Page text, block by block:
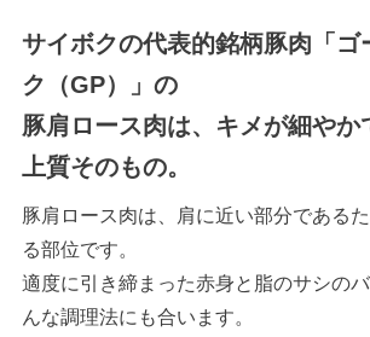
サイボクの代表的銘柄豚肉「ゴ
ク（GP）」の
豚肩ロース肉は、キメが細やか
上質そのもの。
豚肩ロース肉は、肩に近い部分である
る部位です。
適度に引き締まった赤身と脂のサシの
んな調理法にも合います。